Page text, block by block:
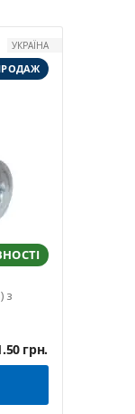
УКРАЇНА
з
грн.